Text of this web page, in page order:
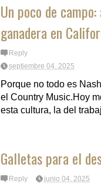
Un poco de
ganadera en
Reply
septiembre 04, 2025
Porque no todo es
el Country Music.Hoy
esta cultura, la del
Galletas para el
Reply junio 04, 2025